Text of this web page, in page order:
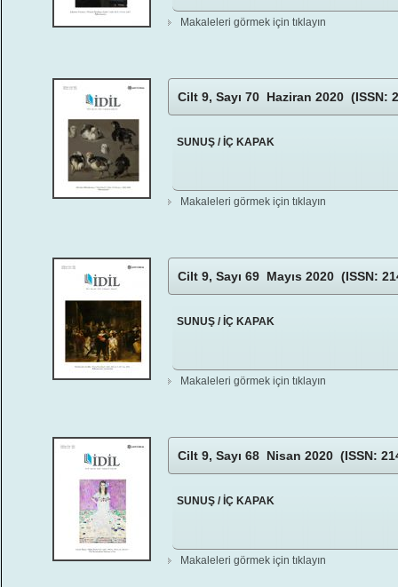
Makaleleri görmek için tıklayın
Cilt 9, Sayı 70 Haziran 2020 (ISSN:
SUNUŞ / İÇ KAPAK
Makaleleri görmek için tıklayın
Cilt 9, Sayı 69 Mayıs 2020 (ISSN:
SUNUŞ / İÇ KAPAK
Makaleleri görmek için tıklayın
Cilt 9, Sayı 68 Nisan 2020 (ISSN:
SUNUŞ / İÇ KAPAK
Makaleleri görmek için tıklayın